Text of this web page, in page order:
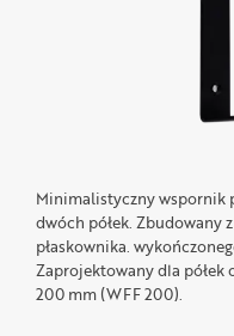
Minimalistyczny wspornik
dwóch półek. Zbudowany
płaskownika.
Zaprojektowany dla półek
200 mm (WFF 200).